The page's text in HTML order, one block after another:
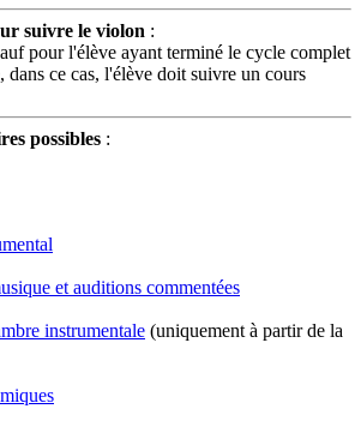
suivre le violon :
pour l'élève ayant terminé le cycle complet
dans ce cas, l'élève doit suivre un cours
possibles :
et auditions commentées
instrumentale (uniquement à partir de la